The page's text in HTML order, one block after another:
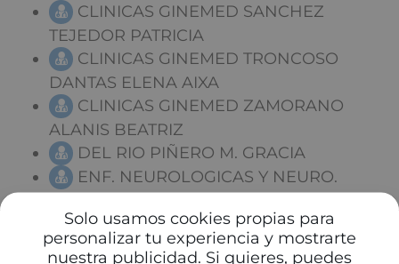
Solo usamos cookies propias para
personalizar tu experiencia y mostrarte
nuestra publicidad. Si quieres, puedes
CLINICAS GINEMED SANCHEZ
TEJEDOR PATRICIA
CLINICAS GINEMED TRONCOSO
DANTAS ELENA AIXA
CLINICAS GINEMED ZAMORANO
ALANIS BEATRIZ
DEL RIO PIÑERO M. GRACIA
ENF. NEUROLOGICAS Y NEURO.
ENF. NEUROLOGICAS Y NEURO.
ENDOVASCULAR KAEN ARIEL MATIAS